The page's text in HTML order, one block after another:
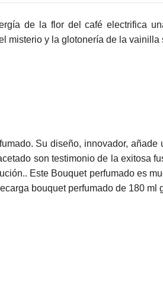
de la flor del café electrifica
y la glotonería de la
Su diseño, innovador,
son testimonio de la exitosa
Este Bouquet perfumado es
bouquet perfumado de 180